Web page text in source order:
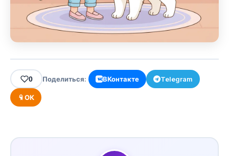
0 Поделиться: ВКонтакте Telegram
ОК